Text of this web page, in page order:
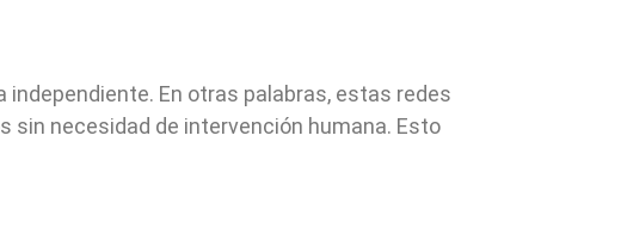
En otras palabras, estas redes
necesidad de intervención humana. Esto